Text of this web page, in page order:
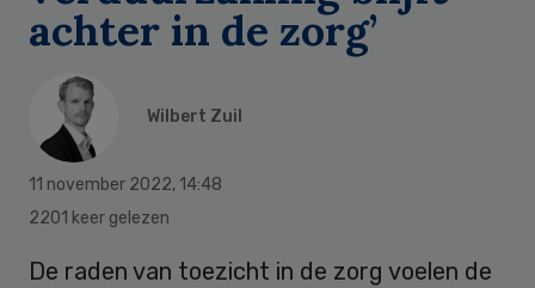
achter in de zorg’
Wilbert Zuil
11 november 2022, 14:48
2201 keer gelezen
De raden van toezicht in de zorg voelen de